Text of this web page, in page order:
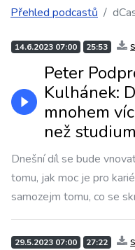
Přehled podcastů
14.6.2023 07:00 25:53
Peter
Kulhánek:
mnohem
než
Dnešní díl se bude
tomu, jak moc je pro
samozejm tomu, co se
29.5.2023 07:00 27:22